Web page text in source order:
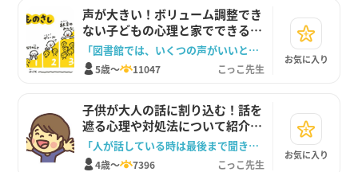
声が大きい！ボリューム調整でき
ない子どもの心理と家でできる対
処法を紹介します
「図書館では、いくつの声がいいと思う？」
5歳～ 11047 こっこ先生
お気に入り
子供が大人の話に割り込む！話を
遮る心理や対処法について紹介し
ます。
「人が話している時は最後まで聞きます」
4歳～ 7396 こっこ先生
お気に入り